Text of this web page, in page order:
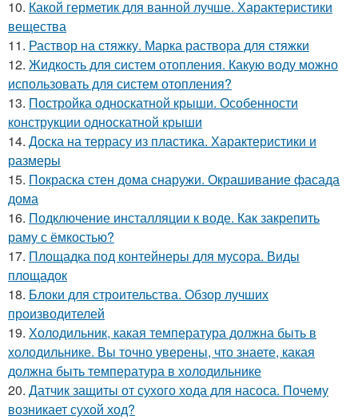
10. Какой герметик для ванной лучше. Характеристики
вещества
11. Раствор на стяжку. Марка раствора для стяжки
12. Жидкость для систем отопления. Какую воду можно
использовать для систем отопления?
13. Постройка односкатной крыши. Особенности
конструкции односкатной крыши
14. Доска на террасу из пластика. Характеристики и
размеры
15. Покраска стен дома снаружи. Окрашивание фасада
дома
16. Подключение инсталляции к воде. Как закрепить
раму с ёмкостью?
17. Площадка под контейнеры для мусора. Виды
площадок
18. Блоки для строительства. Обзор лучших
производителей
19. Холодильник, какая температура должна быть в
холодильнике. Вы точно уверены, что знаете, какая
должна быть температура в холодильнике
20. Датчик защиты от сухого хода для насоса. Почему
возникает сухой ход?